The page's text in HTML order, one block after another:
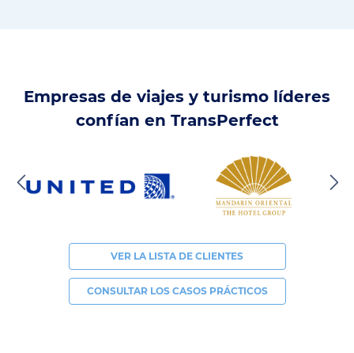
Empresas de viajes y turismo líderes
confían en TransPerfect
VER LA LISTA DE CLIENTES
CONSULTAR LOS CASOS PRÁCTICOS